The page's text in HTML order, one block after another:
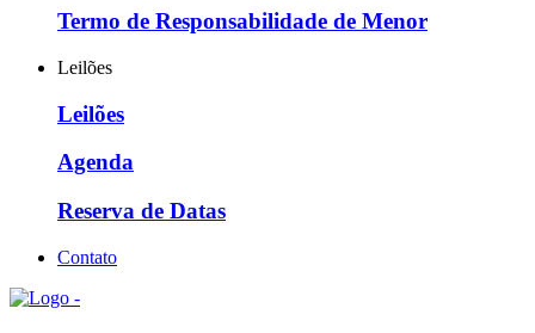
Termo de Responsabilidade de Menor
Leilões
Leilões
Agenda
Reserva de Datas
Contato